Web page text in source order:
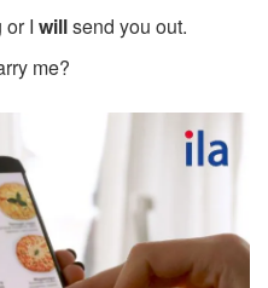
I willsend you out.
me?